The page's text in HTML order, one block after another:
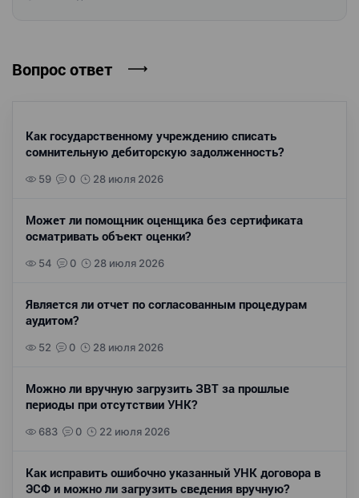
Вопрос ответ
Как государственному учреждению списать
сомнительную дебиторскую задолженность?
59 0 28 июля 2026
Может ли помощник оценщика без сертификата
осматривать объект оценки?
54 0 28 июля 2026
Является ли отчет по согласованным процедурам
аудитом?
52 0 28 июля 2026
Можно ли вручную загрузить ЗВТ за прошлые
периоды при отсутствии УНК?
683 0 22 июля 2026
Как исправить ошибочно указанный УНК договора в
ЭСФ и можно ли загрузить сведения вручную?